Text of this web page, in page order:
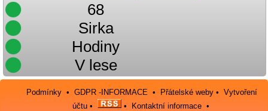
68
Sirka
Hodiny
V lese
Podmínky •GDPR -INFORMACE • Přátelské weby •Vytvoření
účtu• • Kontaktní informace•